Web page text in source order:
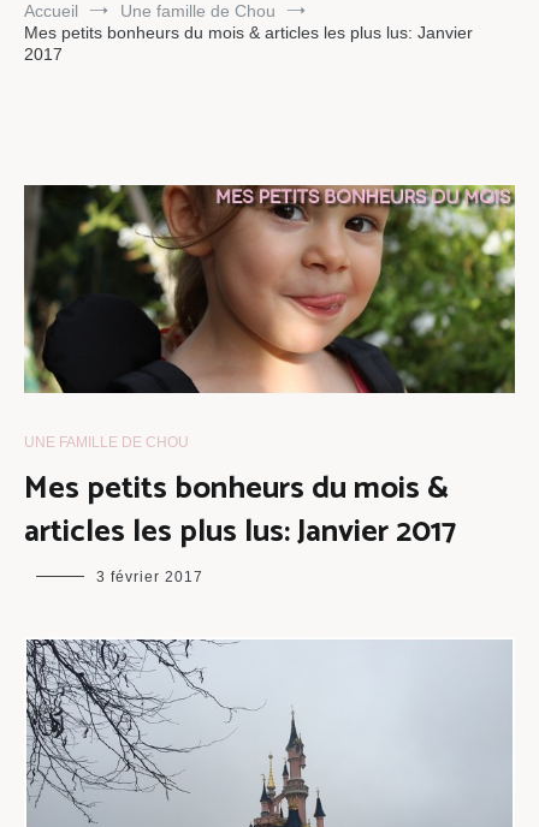
Accueil
Une famille de Chou
Mes petits bonheurs du mois & articles les plus lus: Janvier
2017
UNE FAMILLE DE CHOU
Mes petits bonheurs du mois &
articles les plus lus: Janvier 2017
maman
3 février 2017